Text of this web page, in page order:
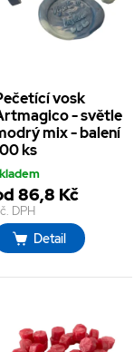
vosk
- světle
mix - balení
ks
86,8 Kč
DPH
Detail